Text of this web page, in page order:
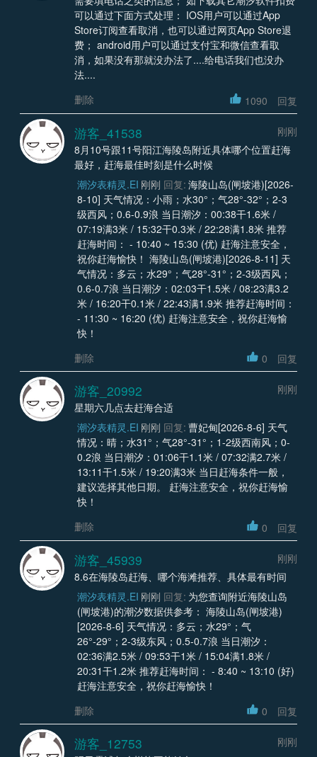
可以通过下面方式处理： IOS用户可以通过App
Store订阅查看取消，也可以通过网页App Store退
费； android用户可以通过支付宝和微信查看取
消，如果没有那就没办法了....给电话我们也没办
法....
删除
1090 回复
游客_41538
刚刚
8月10号跟11号阳江海陵岛附近具体哪个位置赶海
最好，赶海最佳时刻是什么时候
潮汐表精灵.EI 刚刚 回复: 海陵山岛(闸坡港)[2026-
8-10] 天气情况：小雨；水30°；气28°-32°；2-3
级西风；0.6-0.9浪 当日潮汐：00:38干1.6米 /
07:19满3米 / 15:32干0.3米 / 22:28满1.8米 推荐
赶海时间： - 10:40 ~ 15:30 (优) 赶海注意安全，
祝你赶海愉快！ 海陵山岛(闸坡港)[2026-8-11] 天
气情况：多云；水29°；气28°-31°；2-3级西风；
0.6-0.7浪 当日潮汐：02:03干1.5米 / 08:23满3.2
米 / 16:20干0.1米 / 22:43满1.9米 推荐赶海时间：
- 11:30 ~ 16:20 (优) 赶海注意安全，祝你赶海愉
快！
删除
0 回复
游客_20992
刚刚
星期六几点去赶海合适
潮汐表精灵.EI 刚刚 回复: 曹妃甸[2026-8-6] 天气
情况：晴；水31°；气28°-31°；1-2级西南风；0-
0.2浪 当日潮汐：01:06干1.1米 / 07:32满2.7米 /
13:11干1.5米 / 19:20满3米 当日赶海条件一般，
建议选择其他日期。 赶海注意安全，祝你赶海愉
快！
删除
0 回复
游客_45939
刚刚
8.6在海陵岛赶海、哪个海滩推荐、具体最有时间
潮汐表精灵.EI 刚刚 回复: 为您查询附近海陵山岛
(闸坡港)的潮汐数据供参考： 海陵山岛(闸坡港)
[2026-8-6] 天气情况：多云；水29°；气
26°-29°；2-3级东风；0.5-0.7浪 当日潮汐：
02:36满2.5米 / 09:53干1米 / 15:04满1.8米 /
20:31干1.2米 推荐赶海时间： - 8:40 ~ 13:10 (好)
赶海注意安全，祝你赶海愉快！
删除
0 回复
游客_12753
刚刚